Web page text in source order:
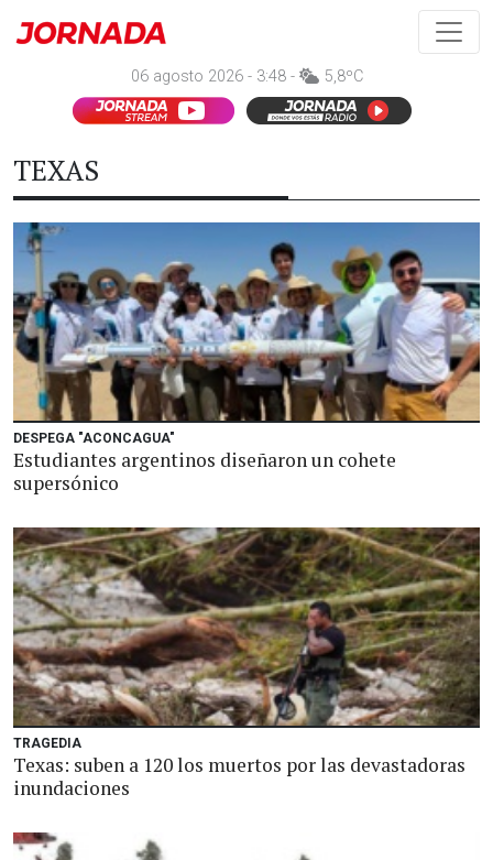
06 agosto 2026 - 3:48 - 5,8ºC
TEXAS
DESPEGA "ACONCAGUA"
Estudiantes argentinos diseñaron un cohete
supersónico
TRAGEDIA
Texas: suben a 120 los muertos por las devastadoras
inundaciones